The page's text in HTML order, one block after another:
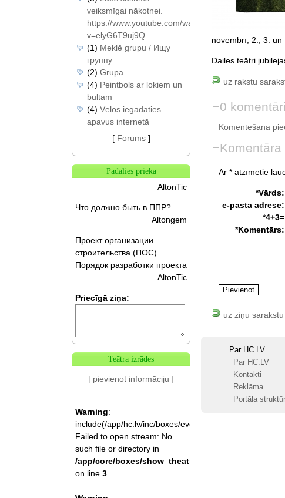
novembrī, 2., 3. un
Dailes teātri
uz rakstu
0 komentāri
Komentēšana
Ar * atzīmētie
*Vārds:
e-pasta adrese:
*4+3=
*Komentārs:
uz ziņu sarakstu
Par HC.LV
Par HC.LV
Kontakti
Reklāma
Portāla
veiksmīgai nākotnei.
https://www.youtube.com/watch?
v=elyG6T9uj9Q
(1) Meklē grupu / Ищу
группу
(2) Grupa
(4) Peintbols ar lokiem un
bultām
(4) Vēlos iegādāties
apavus internetā
[ Forums]
Padalies priekā
AltonTic
Что должно быть в ППР?
Altongem
Проект организации
строительства (ПОС).
Порядок разработки проекта
AltonTic
Priecīgā ziņa:
Teātra izrādes
[ pievienot informāciju ]
Warning:
include(/app/hc.lv/inc/boxes/events.php):
Failed to open stream: No
such file or directory in
/app/core/boxes/show_theatre.php
on line 3